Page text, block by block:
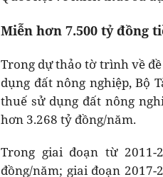
Miễn hơn 7.500 tỷ đồng
Trong dự thảo tờ trình về
dụng đất nông nghiệp, Bộ
thuế sử dụng đất nông
hơn 3.268 tỷ đồng/năm.
Trong giai đoạn từ
đồng/năm; giai đoạn